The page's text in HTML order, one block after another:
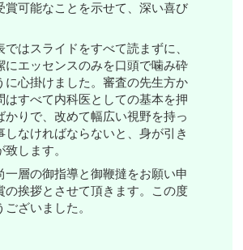
賞可能なことを示せて、深い喜び
ではスライドをすべて読まずに、
にエッセンスのみを口頭で噛み砕
に心掛けました。審査の先生方か
はすべて内科医としての基本を押
かりで、改めて幅広い視野を持っ
しなければならないと、身が引き
します。
一層の御指導と御鞭撻をお願い申
の挨拶とさせて頂きます。この度
ざいました。